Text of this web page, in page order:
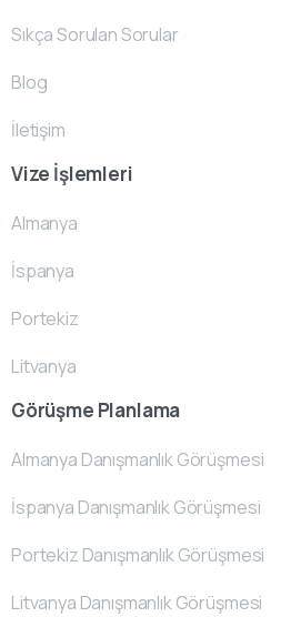
Sıkça Sorulan Sorular
Blog
İletişim
Vize İşlemleri
Almanya
İspanya
Portekiz
Litvanya
Görüşme Planlama
Almanya Danışmanlık Görüşmesi
İspanya Danışmanlık Görüşmesi
Portekiz Danışmanlık Görüşmesi
Litvanya Danışmanlık Görüşmesi